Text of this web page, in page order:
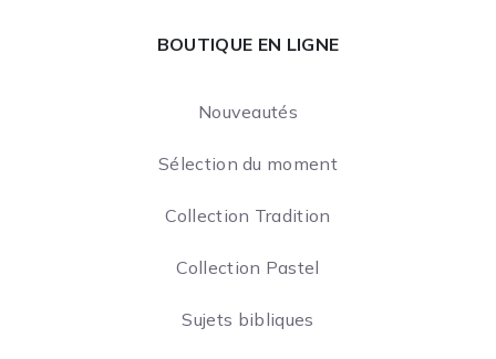
BOUTIQUE EN LIGNE
Nouveautés
Sélection du moment
Collection Tradition
Collection Pastel
Sujets bibliques